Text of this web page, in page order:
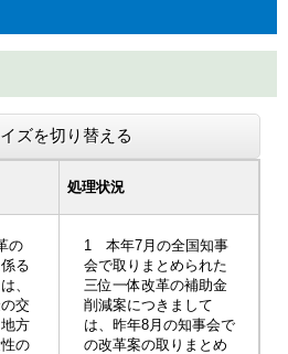
ズを切り替える
処理状況
の
る
、
交
方
の
1 本年7月の全国知事
会で取りまとめられた
三位一体改革の補助金
削減案につきまして
は、昨年8月の知事会で
の改革案の取りまとめ